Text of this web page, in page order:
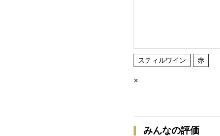
スティルワイン 赤
×
みんなの評価